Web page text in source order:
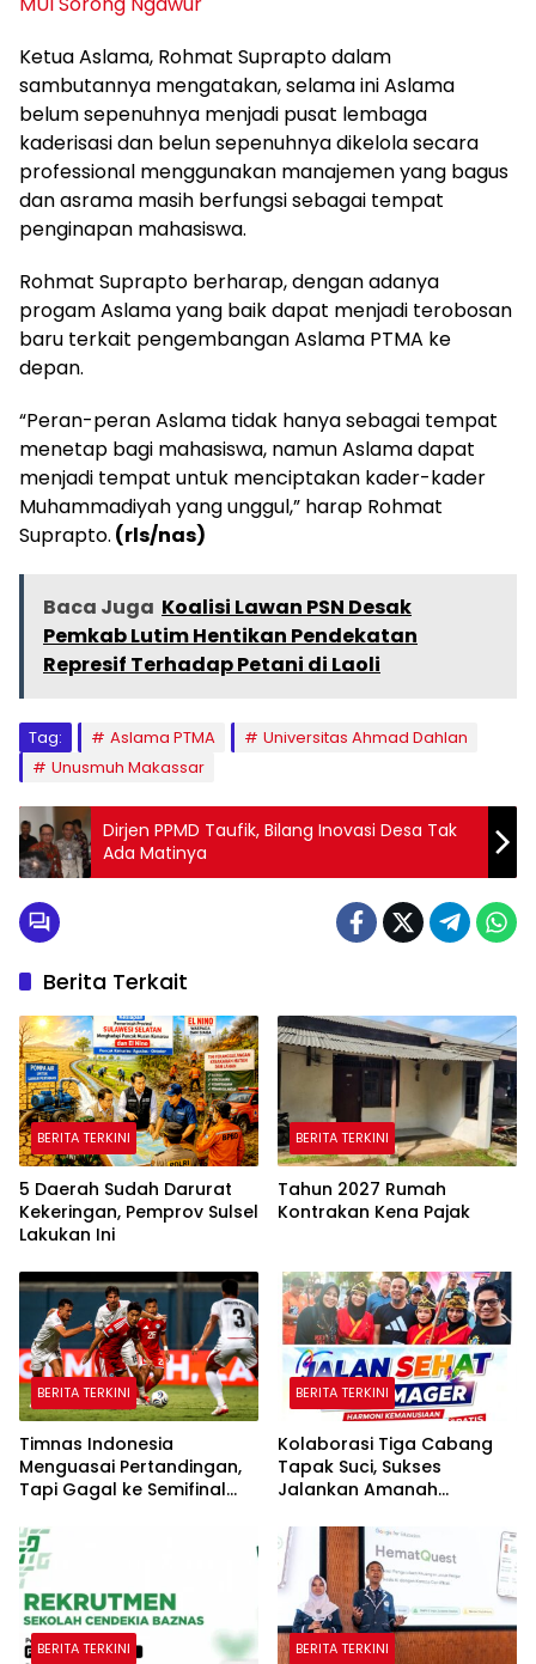
Ketua Aslama, Rohmat Suprapto dalam
sambutannya mengatakan, selama ini Aslama
belum sepenuhnya menjadi pusat lembaga
kaderisasi dan belun sepenuhnya dikelola secara
professional menggunakan manajemen yang bagus
dan asrama masih berfungsi sebagai tempat
penginapan mahasiswa.
Rohmat Suprapto berharap, dengan adanya
progam Aslama yang baik dapat menjadi terobosan
baru terkait pengembangan Aslama PTMA ke
depan.
“Peran-peran Aslama tidak hanya sebagai tempat
menetap bagi mahasiswa, namun Aslama dapat
menjadi tempat untuk menciptakan kader-kader
Muhammadiyah yang unggul,” harap Rohmat
Suprapto. (rls/nas)
Baca Juga Koalisi Lawan PSN Desak
Pemkab Lutim Hentikan Pendekatan
Represif Terhadap Petani di Laoli
Tag: Aslama PTMA
Universitas Ahmad Dahlan
Unusmuh Makassar
Dirjen PPMD Taufik, Bilang Inovasi Desa Tak
Ada Matinya
Berita Terkait
BERITA TERKINI
5 Daerah Sudah Darurat
Kekeringan, Pemprov Sulsel
Lakukan Ini
BERITA TERKINI
Tahun 2027 Rumah
Kontrakan Kena Pajak
BERITA TERKINI
Timnas Indonesia
Menguasai Pertandingan,
Tapi Gagal ke Semifinal
BERITA TERKINI
Kolaborasi Tiga Cabang
Tapak Suci, Sukses
Jalankan Amanah
Gubernur Sulawesi Selatan
BERITA TERKINI BERITA TERKINI